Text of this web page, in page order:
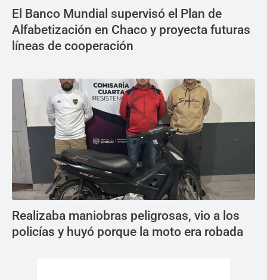
El Banco Mundial supervisó el Plan de
Alfabetización en Chaco y proyecta futuras
líneas de cooperación
Realizaba maniobras peligrosas, vio a los
policías y huyó porque la moto era robada